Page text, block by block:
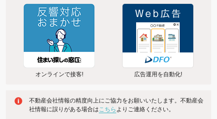
オンラインで接客! 広告運用を自動化!
不動産会社情報の精度向上にご協力をお願いいたします。不動産会
社情報に誤りがある場合はこちら よりご連絡ください。